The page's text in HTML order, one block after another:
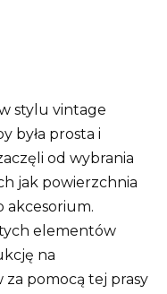
stylu vintage
była prosta i
od wybrania
jak powierzchnia
akcesorium.
tych elementów
na
za pomocą tej prasy